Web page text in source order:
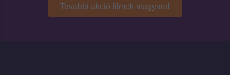
További akció filmek magyarul